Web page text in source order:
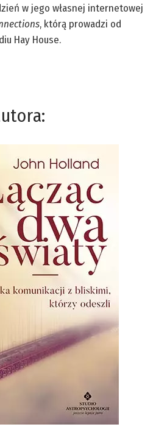
w jego własnej internetowej
, którą prowadzi od
Hay House.